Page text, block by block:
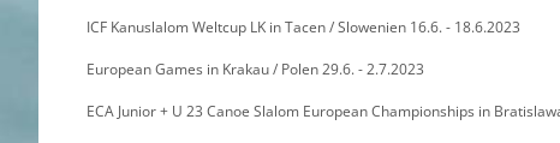
ICF Kanuslalom Weltcup LK in Tacen / Slowenien 16.6. - 18.6.2023
European Games in Krakau / Polen 29.6. - 2.7.2023
ECA Junior + U 23 Canoe Slalom European Championships in